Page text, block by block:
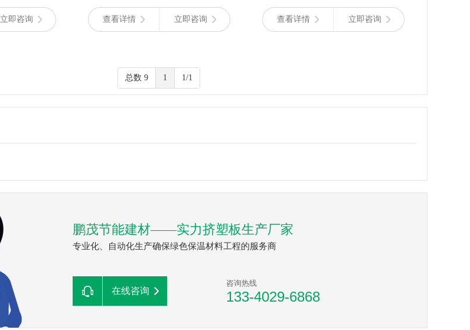
立即咨询 查看详情 立即咨询 查看详情 立即咨询
总数 9 1 1/1
鹏茂节能建材——实力挤塑板生产厂家
专业化、自动化生产确保绿色保温材料工程的服务商
在线咨询
咨询热线
133-4029-6868